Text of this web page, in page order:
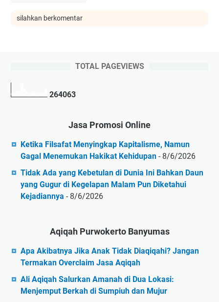
silahkan berkomentar
TOTAL PAGEVIEWS
264063
Jasa Promosi Online
Ketika Filsafat Menyingkap Kapitalisme, Namun
Gagal Menemukan Hakikat Kehidupan - 8/6/2026
Tidak Ada yang Kebetulan di Dunia Ini Bahkan Daun
yang Gugur di Kegelapan Malam Pun Diketahui
Kejadiannya - 8/6/2026
Aqiqah Purwokerto Banyumas
Apa Akibatnya Jika Anak Tidak Diaqiqahi? Jangan
Termakan Overclaim Jasa Aqiqah
Ali Aqiqah Salurkan Amanah di Dua Lokasi:
Menjemput Berkah di Sumpiuh dan Mujur